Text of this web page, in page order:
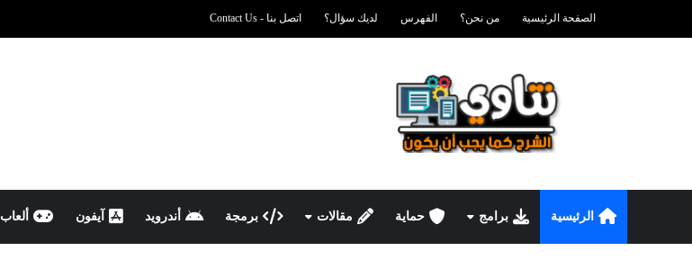
الصفحة الرئيسية من نحن؟ الفهرس لديك سؤال؟ اتصل بنا - Contact Us
الرئيسية برامج حماية مقالات برمجة أندرويد آيفون ألعاب